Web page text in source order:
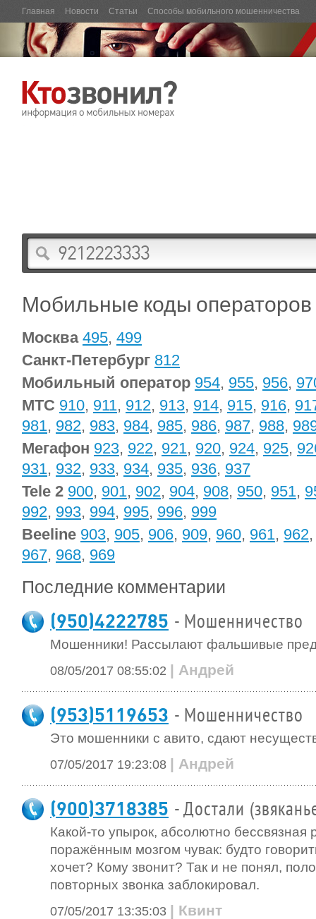
Главная Новости Статьи Способы мобильного мошенничества
Мобильные коды операторов
Москва 495, 499
Санкт-Петербург 812
Мобильный оператор 954, 955, 956,
МТС 910, 911, 912, 913, 914, 915, 916,
981, 982, 983, 984, 985, 986, 987, 988,
Мегафон 923, 922, 921, 920, 924, 925,
931, 932, 933, 934, 935, 936, 937
Tele 2 900, 901, 902, 904, 908, 950, 951,
992, 993, 994, 995, 996, 999
Beeline 903, 905, 906, 909, 960, 961, 962
967, 968, 969
Последние комментарии
(950)4222785 - Мошенничество
Мошенники! Рассылают фальшивые
08/05/2017 08:55:02 | Андрей
(953)5119653 - Мошенничество
Это мошенники с авито, сдают
07/05/2017 19:23:08 | Андрей
(900)3718385 - Достали
Какой-то упырок, абсолютно бессвязная
поражённым мозгом чувак: будто
хочет? Кому звонит? Так и не понял,
повторных звонка заблокировал.
07/05/2017 13:35:03 | Квинт